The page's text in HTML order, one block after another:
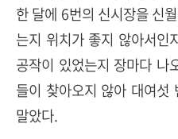
한 달에 6번의 신시장을 신
는지 위치가 좋지 않아서인
공작이 있었는지 장마다 나
들이 찾아오지 않아 대여섯
말았다.